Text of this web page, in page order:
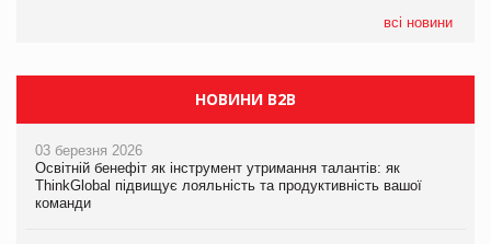
всі новини
НОВИНИ B2B
03 березня 2026
Освітній бенефіт як інструмент утримання талантів: як
ThinkGlobal підвищує лояльність та продуктивність вашої
команди